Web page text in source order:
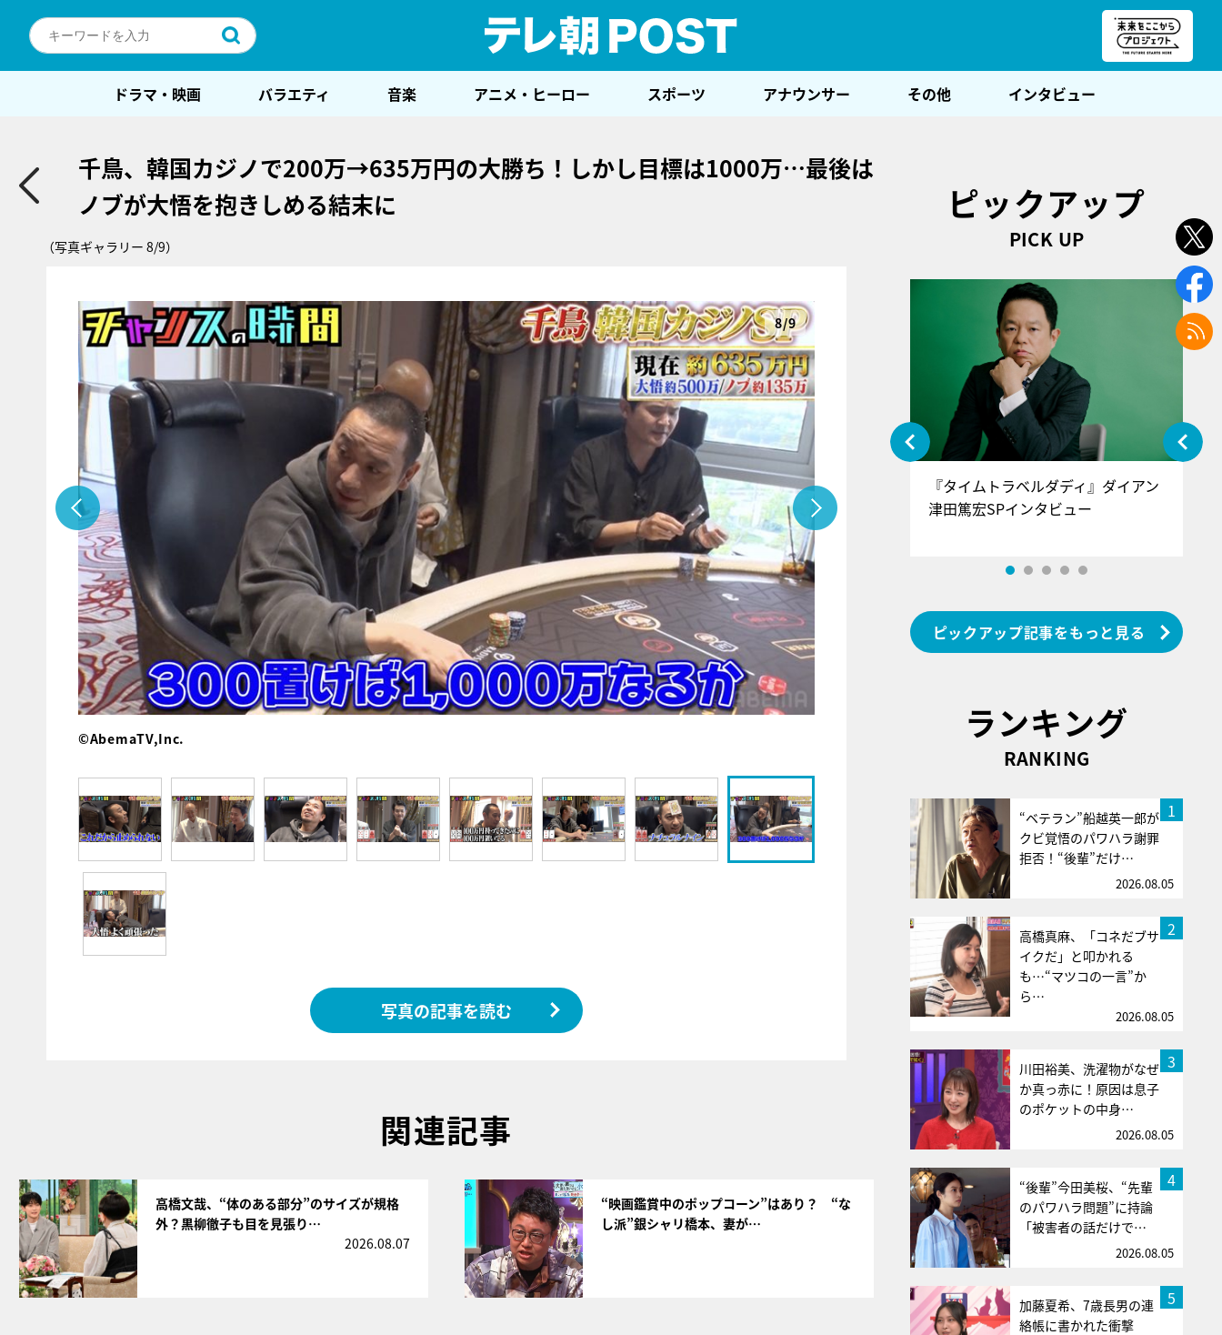
ドラマ・映画 バラエティ 音楽 アニメ・ヒーロー スポーツ アナウンサー その他 インタビュー
千鳥、韓国カジノで200万→635万円の大勝ち！しかし目標は1000万…最後は
ノブが大悟を抱きしめる結末に
（写真ギャラリー 8/9）
8/9
©AbemaTV,Inc.
写真の記事を読む
関連記事
高橋文哉、“体のある部分”のサイズが規格
外？黒柳徹子も目を見張り…
2026.08.07
“映画鑑賞中のポップコーン”はあり？ “な
し派”銀シャリ橋本、妻が…
ピックアップ
PICK UP
『アイ＝ラブ！げーみんぐ』＝LOV
E齋藤樹愛羅＆佐々木舞香SPインタ
ビュー
『タイムトラベルダディ』ダイアン
津田篤宏SPインタビュー
ピックアップ記事をもっと見る
ランキング
RANKING
1
“ベテラン”船越英一郎が
クビ覚悟のパワハラ謝罪
拒否！“後輩”だけ…
2026.08.05
2
高橋真麻、「コネだブサ
イクだ」と叩かれる
も…“マツコの一言”か
ら…
2026.08.05
3
川田裕美、洗濯物がなぜ
か真っ赤に！原因は息子
のポケットの中身…
2026.08.05
4
“後輩”今田美桜、“先輩
のパワハラ問題”に持論
「被害者の話だけで…
2026.08.05
5
加藤夏希、7歳長男の連
絡帳に書かれた衝撃